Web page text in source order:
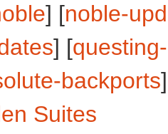
] [noble-
] [
backports
Suites